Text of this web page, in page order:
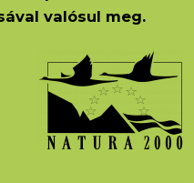
valósul meg.